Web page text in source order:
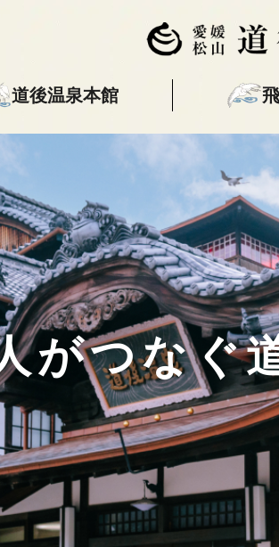
道後温泉本館
本館 トップページ
各階のご紹介
利用料金・営業時間
売店商品
ご利用の手引き
飛鳥乃湯泉
飛鳥乃湯泉 トップページ
利用料金・営業時間
椿の湯 トップページ
利用料金・営業時間
がつなぐ